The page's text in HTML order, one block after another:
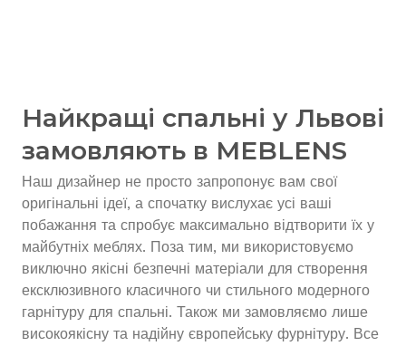
Найкращі спальні у Львові
замовляють в MEBLENS
Наш дизайнер не просто запропонує вам свої
оригінальні ідеї, а спочатку вислухає усі ваші
побажання та спробує максимально відтворити їх у
майбутніх меблях. Поза тим, ми використовуємо
виключно якісні безпечні матеріали для створення
ексклюзивного класичного чи стильного модерного
гарнітуру для спальні. Також ми замовляємо лише
високоякісну та надійну європейську фурнітуру. Все